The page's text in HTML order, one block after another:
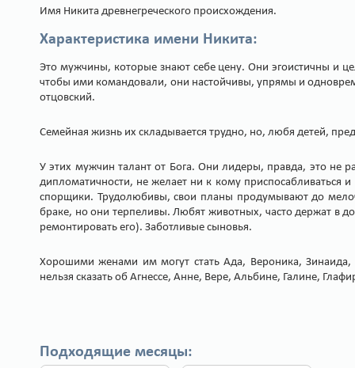
Имя Никита древнегреческого происхождения.
Характеристика имени Никита:
Это мужчины, которые знают себе цену. Они эгоистичны и
чтобы ими командовали, они настойчивы, упрямы и
отцовский.
Семейная жизнь их складывается трудно, но, любя детей,
У этих мужчин талант от Бога. Они лидеры, правда, это не
дипломатичности, не желает ни к кому
спорщики. Трудолюбивы, свои планы продумывают до
браке, но они терпеливы. Любят животных, часто держат в
ремонтировать его). Заботливые сыновья.
Хорошими женами им могут стать Ада, Вероника,
нельзя сказать об Агнессе, Анне, Вере, Альбине, Галине,
Подходящие месяцы: